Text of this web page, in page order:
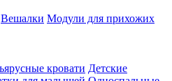
Вешалки Модули для прихожих
кровати Детские